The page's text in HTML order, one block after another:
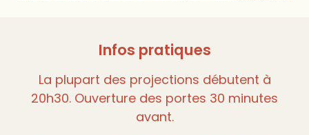
Infos pratiques
La plupart des projections débutent à
20h30. Ouverture des portes 30 minutes
avant.